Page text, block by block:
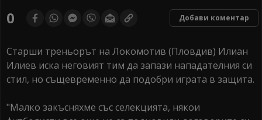
0 Добави коментар
Старши треньорът на Локомотив (Пловдив) Илиан
Илиев иска неговият тим да запази нападателния си
стил, но същевременно да подобри играта в защита.
"Малко закъсняхме със селекцията, някои